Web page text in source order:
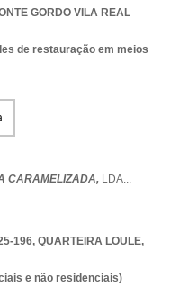
GORDO VILA REAL
de restauração em meios
CARAMELIZADA, LDA...
196, QUARTEIRA LOULE,
e não residenciais)